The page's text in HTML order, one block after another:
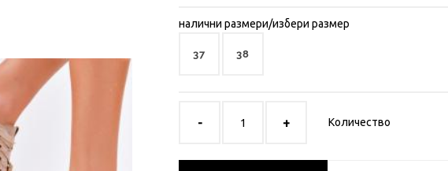
налични размери/избери размер
37 38
Количество